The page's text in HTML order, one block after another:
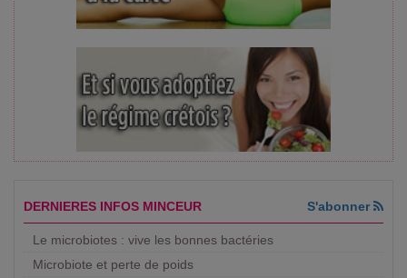
DERNIERES INFOS MINCEUR S'abonner
Le microbiotes : vive les bonnes bactéries
Microbiote et perte de poids